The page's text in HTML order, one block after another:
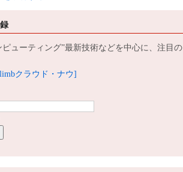
ューティング”最新技術などを中心に、注目
クラウド・ナウ]